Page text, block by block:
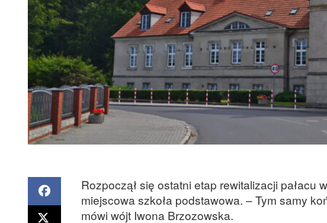
Rozpoczął się ostatni etap rewitalizacji
miejscowa szkoła podstawowa. – Tym samy
mówi wójt Iwona Brzozowska.